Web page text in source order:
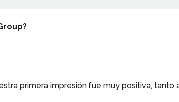
primera impresión fue muy positiva, tanto